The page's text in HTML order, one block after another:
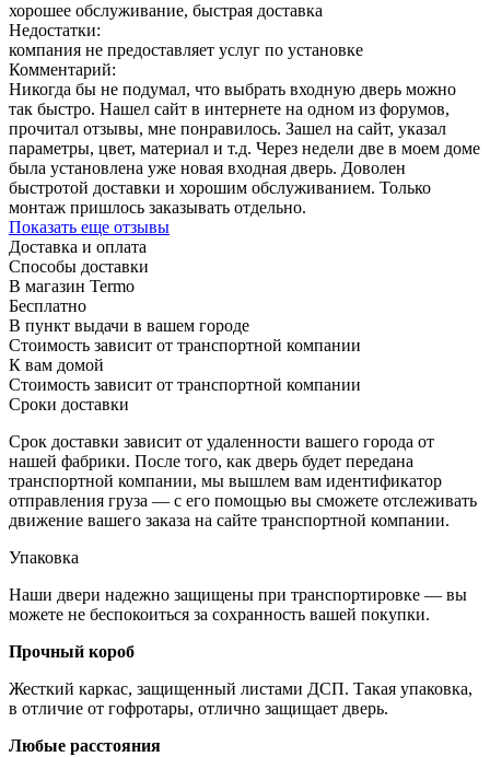
хорошее обслуживание, быстрая доставка
Недостатки:
компания не предоставляет услуг по установке
Комментарий:
Никогда бы не подумал, что выбрать входную дверь можно
так быстро. Нашел сайт в интернете на одном из форумов,
прочитал отзывы, мне понравилось. Зашел на сайт, указал
параметры, цвет, материал и т.д. Через недели две в моем доме
была установлена уже новая входная дверь. Доволен
быстротой доставки и хорошим обслуживанием. Только
монтаж пришлось заказывать отдельно.
Показать еще отзывы
Доставка и оплата
Способы доставки
В магазин Termo
Бесплатно
В пункт выдачи в вашем городе
Стоимость зависит от транспортной компании
К вам домой
Стоимость зависит от транспортной компании
Сроки доставки
Срок доставки зависит от удаленности вашего города от
нашей фабрики. После того, как дверь будет передана
транспортной компании, мы вышлем вам идентификатор
отправления груза — с его помощью вы сможете отслеживать
движение вашего заказа на сайте транспортной компании.
Упаковка
Наши двери надежно защищены при транспортировке — вы
можете не беспокоиться за сохранность вашей покупки.
Прочный короб
Жесткий каркас, защищенный листами ДСП. Такая упаковка,
в отличие от гофротары, отлично защищает дверь.
Любые расстояния